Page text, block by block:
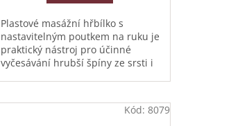
Plastové masážní hřbílko s
nastavitelným poutkem na ruku je
praktický nástroj pro účinné
vyčesávání hrubší špíny ze srsti i
Kód: 8079